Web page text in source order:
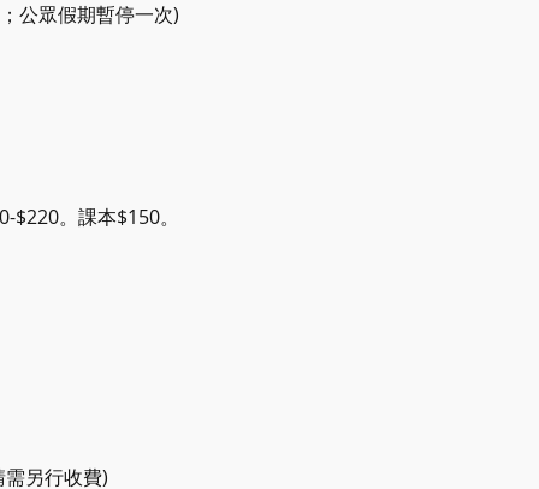
公眾假期暫停一次)
。課本$150。
另行收費)